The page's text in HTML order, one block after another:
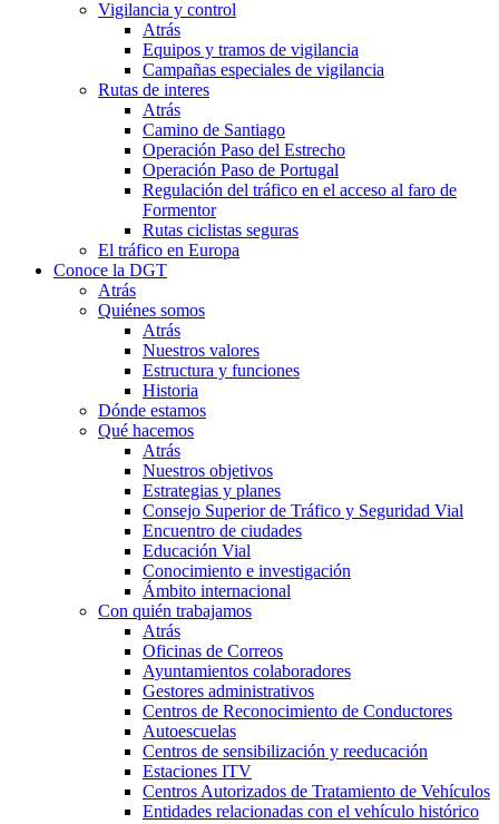
Vigilancia y control
Atrás
Equipos y tramos de vigilancia
Campañas especiales de vigilancia
Rutas de interes
Atrás
Camino de Santiago
Operación Paso del Estrecho
Operación Paso de Portugal
Regulación del tráfico en el acceso al faro de
Formentor
Rutas ciclistas seguras
El tráfico en Europa
Conoce la DGT
Atrás
Quiénes somos
Atrás
Nuestros valores
Estructura y funciones
Historia
Dónde estamos
Qué hacemos
Atrás
Nuestros objetivos
Estrategias y planes
Consejo Superior de Tráfico y Seguridad Vial
Encuentro de ciudades
Educación Vial
Conocimiento e investigación
Ámbito internacional
Con quién trabajamos
Atrás
Oficinas de Correos
Ayuntamientos colaboradores
Gestores administrativos
Centros de Reconocimiento de Conductores
Autoescuelas
Centros de sensibilización y reeducación
Estaciones ITV
Centros Autorizados de Tratamiento de Vehículos
Entidades relacionadas con el vehículo histórico